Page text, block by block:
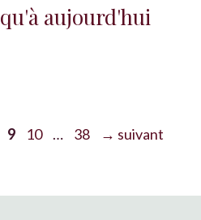
aujourd'hui
Page
9 Page
10 … Page
38 → suivant